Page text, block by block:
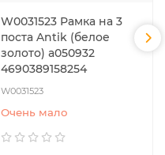
W0031523 Рамка на 3
поста Antik (белое
золото) a050932
4690389158254
W0031523
Очень мало